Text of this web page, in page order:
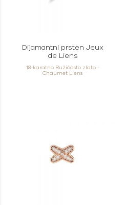
Dijamantni prsten Jeux
de Liens
18-karatno Ružičasto zlato -
Chaumet Liens